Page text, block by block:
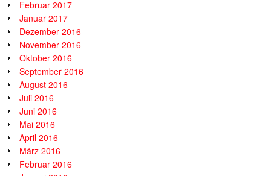
Februar 2017
Januar 2017
Dezember 2016
November 2016
Oktober 2016
September 2016
August 2016
Juli 2016
Juni 2016
Mai 2016
April 2016
März 2016
Februar 2016